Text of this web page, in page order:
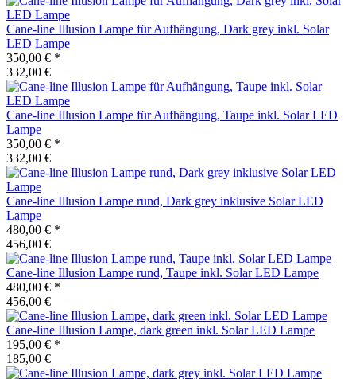
Cane-line Illusion Lampe für Aufhängung, Dark grey inkl. Solar
LED Lampe
350,00 € *
332,00 €
Cane-line Illusion Lampe für Aufhängung, Taupe inkl. Solar LED
Lampe
350,00 € *
332,00 €
Cane-line Illusion Lampe rund, Dark grey inklusive Solar LED
Lampe
480,00 € *
456,00 €
Cane-line Illusion Lampe rund, Taupe inkl. Solar LED Lampe
480,00 € *
456,00 €
Cane-line Illusion Lampe, dark green inkl. Solar LED Lampe
195,00 € *
185,00 €